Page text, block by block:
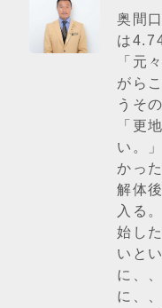
奥間
は
「元
がら
うそ
「更
い。
かった
解体
入る
始し
いと
に、
に、